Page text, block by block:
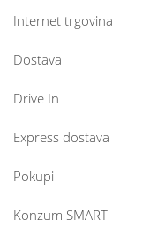
Internet trgovina
Dostava
Drive In
Express dostava
Pokupi
Konzum SMART